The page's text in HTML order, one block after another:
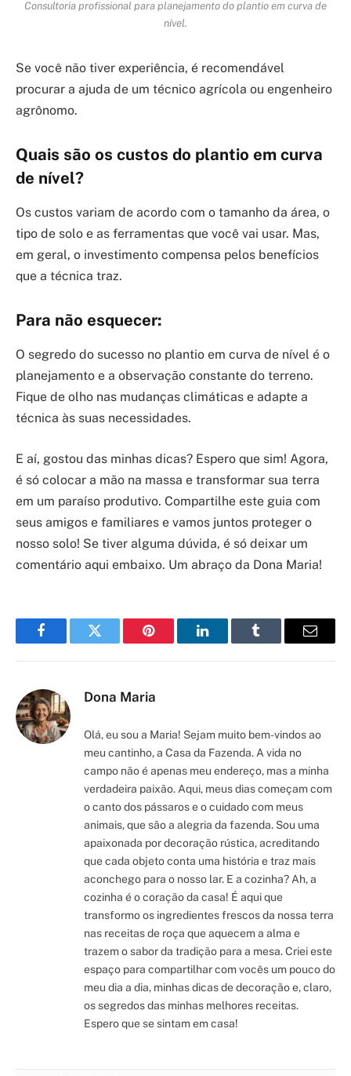
Consultoria profissional para planejamento do plantio em curva de
nível.
Se você não tiver experiência, é recomendável
procurar a ajuda de um técnico agrícola ou engenheiro
agrônomo.
Quais são os custos do plantio em curva
de nível?
Os custos variam de acordo com o tamanho da área, o
tipo de solo e as ferramentas que você vai usar. Mas,
em geral, o investimento compensa pelos benefícios
que a técnica traz.
Para não esquecer:
O segredo do sucesso no plantio em curva de nível é o
planejamento e a observação constante do terreno.
Fique de olho nas mudanças climáticas e adapte a
técnica às suas necessidades.
E aí, gostou das minhas dicas? Espero que sim! Agora,
é só colocar a mão na massa e transformar sua terra
em um paraíso produtivo. Compartilhe este guia com
seus amigos e familiares e vamos juntos proteger o
nosso solo! Se tiver alguma dúvida, é só deixar um
comentário aqui embaixo. Um abraço da Dona Maria!
FacebookTwitter Pinterest LinkedInTumblr Email
Dona Maria
Olá, eu sou a Maria! Sejam muito bem-vindos ao
meu cantinho, a Casa da Fazenda. A vida no
campo não é apenas meu endereço, mas a minha
verdadeira paixão. Aqui, meus dias começam com
o canto dos pássaros e o cuidado com meus
animais, que são a alegria da fazenda. Sou uma
apaixonada por decoração rústica, acreditando
que cada objeto conta uma história e traz mais
aconchego para o nosso lar. E a cozinha? Ah, a
cozinha é o coração da casa! É aqui que
transformo os ingredientes frescos da nossa terra
nas receitas de roça que aquecem a alma e
trazem o sabor da tradição para a mesa. Criei este
espaço para compartilhar com vocês um pouco do
meu dia a dia, minhas dicas de decoração e, claro,
os segredos das minhas melhores receitas.
Espero que se sintam em casa!